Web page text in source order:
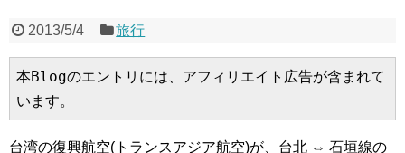
2013/5/4 旅行
本Blogのエントリには、アフィリエイト広告が含まれて
います。
台湾の復興航空(トランスアジア航空)が、台北 ⇔ 石垣線の